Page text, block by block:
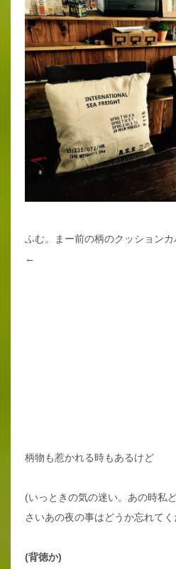
ふむ。まー前の柄のクッションカ
←
柄物も惹かれる時もあるけど
(いっときの気の迷い。あの時私
さいあの夜の事はどうか忘れて
(背徳か)